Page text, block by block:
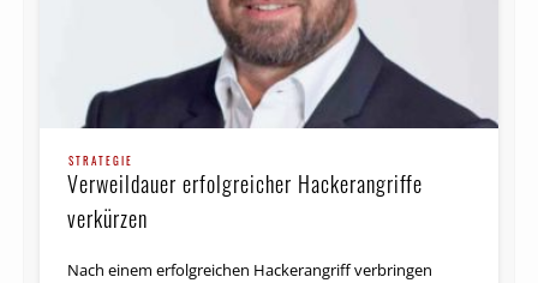
STRATEGIE
Verweildauer erfolgreicher Hackerangriffe
verkürzen
Nach einem erfolgreichen Hackerangriff verbringen